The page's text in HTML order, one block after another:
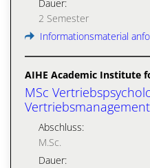
Dauer:
2 Semester
Informationsmaterial
AIHE Academic Institute
MSc
Vertriebsmanagement
Abschluss:
M.Sc.
Dauer: